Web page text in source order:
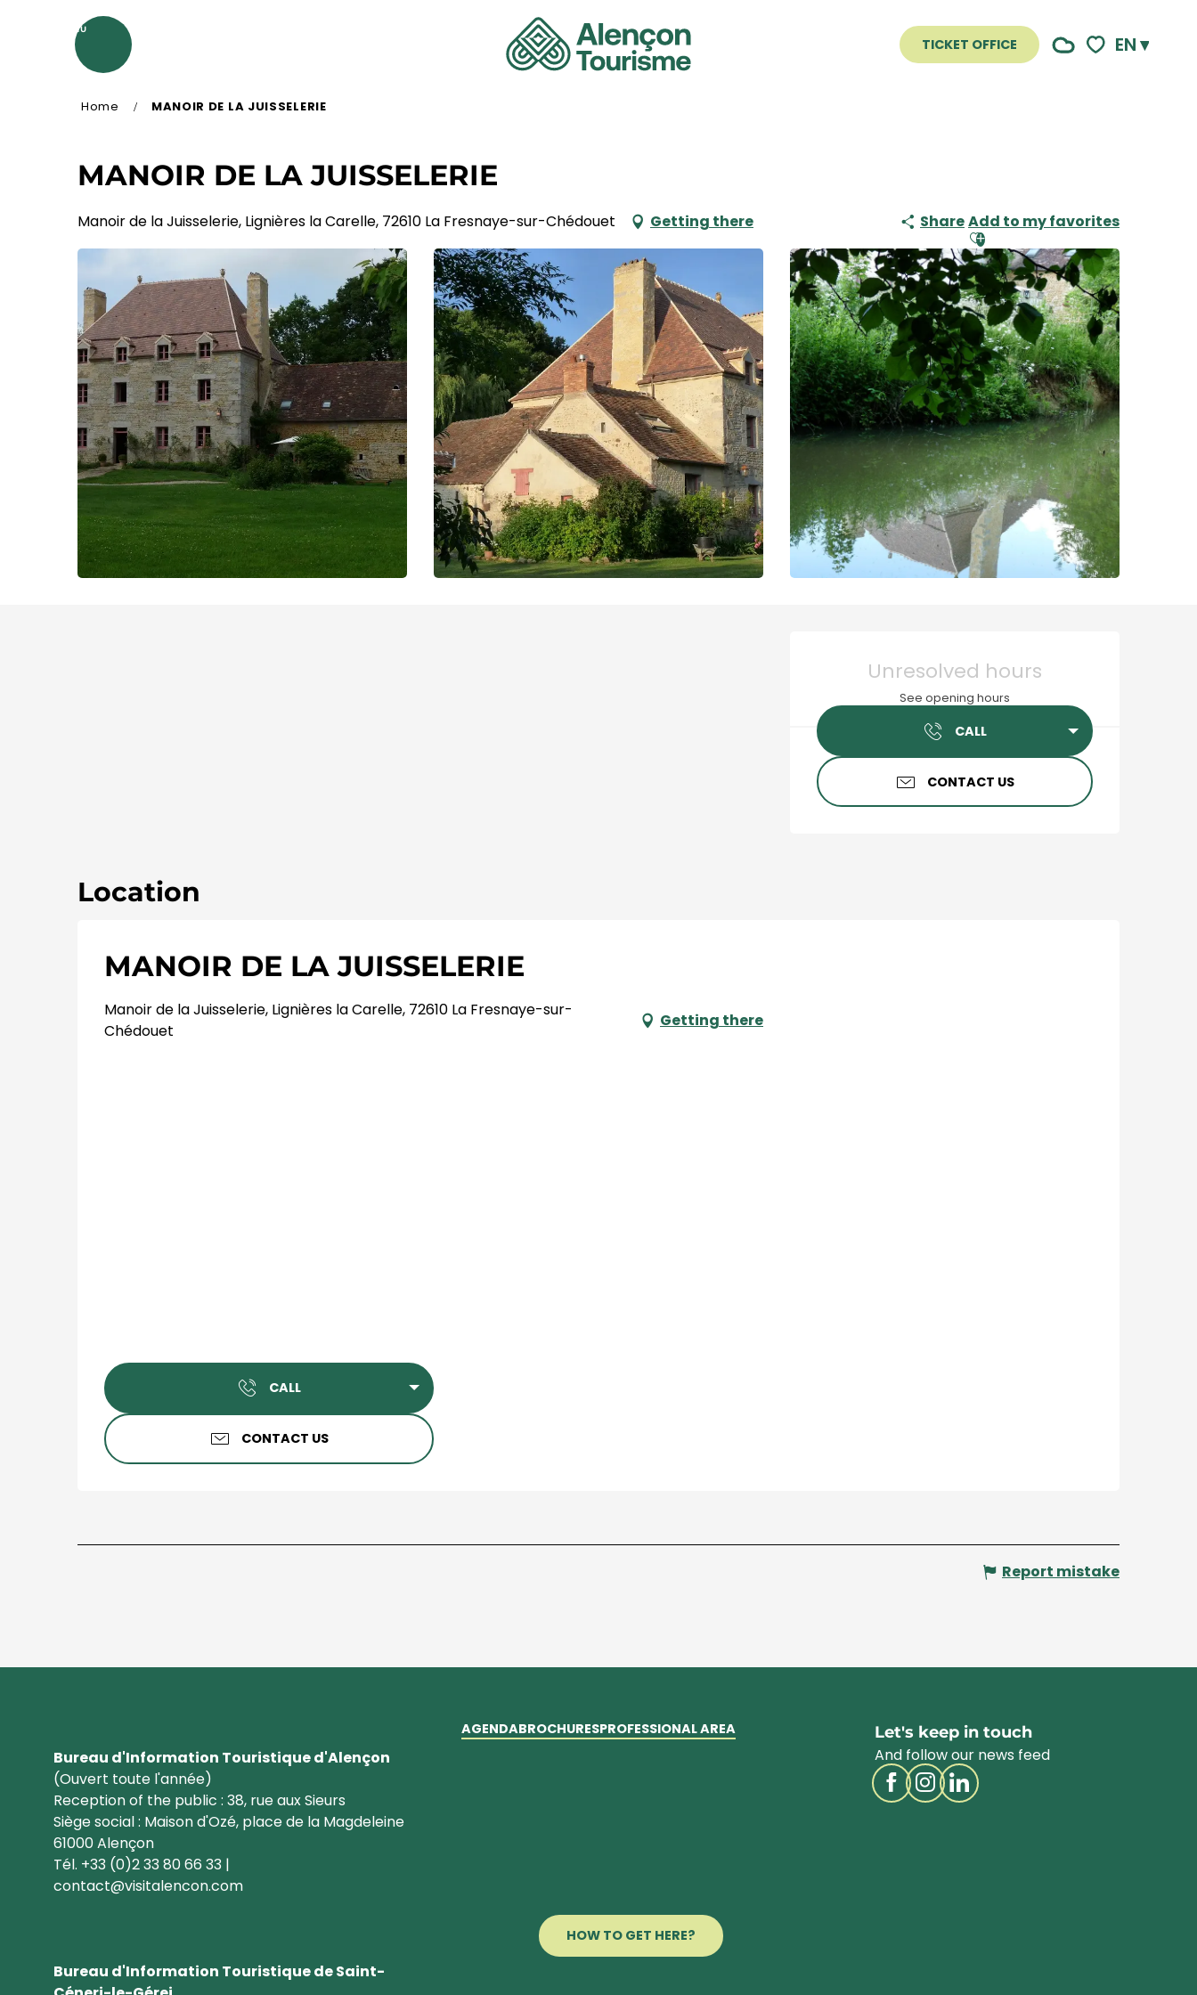
TICKET OFFICE EN
MENU
Home MANOIR DE LA JUISSELERIE
MANOIR DE LA JUISSELERIE
Manoir de la Juisselerie, Lignières la Carelle, 72610 La Fresnaye-sur-Chédouet Getting there ShareAjouter aux favoris
Add to my favorites
Opening hours &
Unresolved hours
See opening hours
CALL
CONTACT US
Location
MANOIR DE LA JUISSELERIE
Manoir de la Juisselerie, Lignières la Carelle, 72610 La Fresnaye-sur-
Chédouet
Getting there
CALL
CONTACT US
Report mistake
Bureau d'Information Touristique d'Alençon
(Ouvert toute l'année)
Reception of the public : 38, rue aux Sieurs
Siège social : Maison d'Ozé, place de la Magdeleine
61000 Alençon
Tél. +33 (0)2 33 80 66 33 |
contact@visitalencon.com
Bureau d'Information Touristique de Saint-
HOW TO GET HERE?
AGENDABROCHURESPROFESSIONAL AREA Let's keep in touch
And follow our news feed